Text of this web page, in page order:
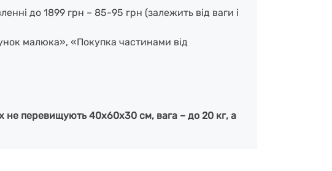
до 1899 грн – 85-95 грн (залежить від ваги і
малюка», «Покупка частинами від
не перевищують 40х60х30 см, вага – до 20 кг, а